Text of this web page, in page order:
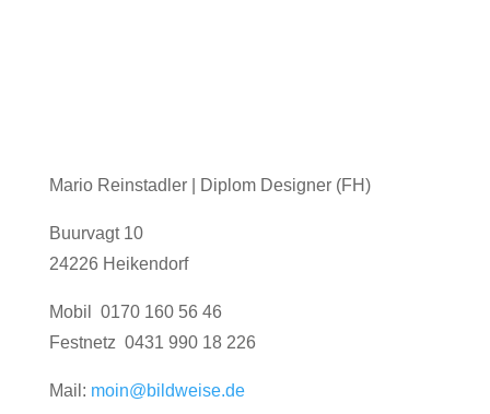
Mario Reinstadler | Diplom Designer (FH)
Buurvagt 10
24226 Heikendorf
Mobil 0170 160 56 46
Festnetz 0431 990 18 226
Mail: moin@bildweise.de